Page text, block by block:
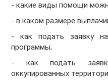
- какие виды помощи
- в каком размере
- как подать заявку
программы;
- как подать
оккупированных